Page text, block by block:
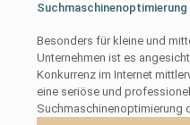
Suchmaschinenoptimierung
Besonders für kleine und
Unternehmen ist es
Konkurrenz im Internet
eine seriöse und
Suchmaschinenoptimierung